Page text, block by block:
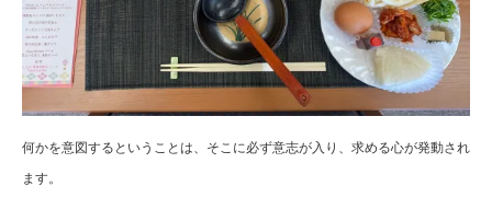
何かを意図するということは、そこに必ず意志が入り、求める心が発動され
ます。